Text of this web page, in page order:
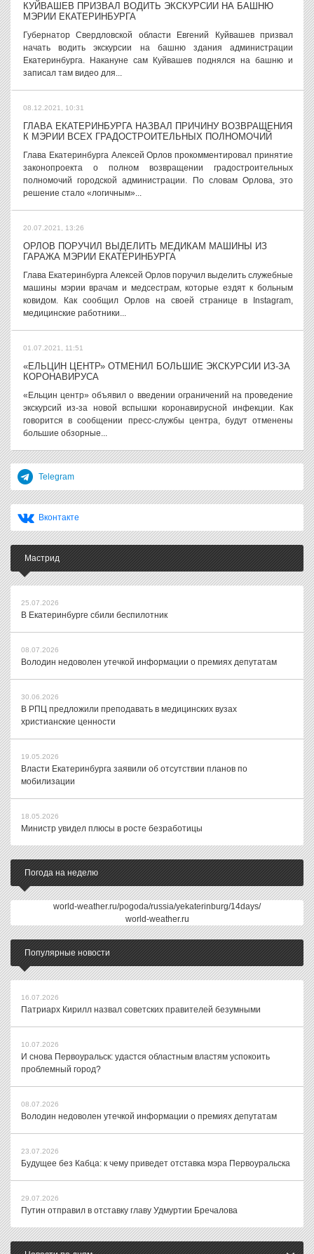
КУЙВАШЕВ ПРИЗВАЛ ВОДИТЬ ЭКСКУРСИИ НА БАШНЮ
МЭРИИ ЕКАТЕРИНБУРГА
Губернатор Свердловской области Евгений Куйвашев призвал
начать водить экскурсии на башню здания администрации
Екатеринбурга. Накануне сам Куйвашев поднялся на башню и
записал там видео для...
08.12.2021, 10:31
ГЛАВА ЕКАТЕРИНБУРГА НАЗВАЛ ПРИЧИНУ ВОЗВРАЩЕНИЯ
К МЭРИИ ВСЕХ ГРАДОСТРОИТЕЛЬНЫХ ПОЛНОМОЧИЙ
Глава Екатеринбурга Алексей Орлов прокомментировал принятие
законопроекта о полном возвращении градостроительных
полномочий городской администрации. По словам Орлова, это
решение стало «логичным»...
20.07.2021, 13:26
ОРЛОВ ПОРУЧИЛ ВЫДЕЛИТЬ МЕДИКАМ МАШИНЫ ИЗ
ГАРАЖА МЭРИИ ЕКАТЕРИНБУРГА
Глава Екатеринбурга Алексей Орлов поручил выделить служебные
машины мэрии врачам и медсестрам, которые ездят к больным
ковидом. Как сообщил Орлов на своей странице в Instagram,
медицинские работники...
01.07.2021, 11:51
«ЕЛЬЦИН ЦЕНТР» ОТМЕНИЛ БОЛЬШИЕ ЭКСКУРСИИ ИЗ-ЗА
КОРОНАВИРУСА
«Ельцин центр» объявил о введении ограничений на проведение
экскурсий из-за новой вспышки коронавирусной инфекции. Как
говорится в сообщении пресс-службы центра, будут отменены
большие обзорные...
Telegram
Вконтакте
Мастрид
25.07.2026
В Екатеринбурге сбили беспилотник
08.07.2026
Володин недоволен утечкой информации о премиях депутатам
30.06.2026
В РПЦ предложили преподавать в медицинских вузах
христианские ценности
19.05.2026
Власти Екатеринбурга заявили об отсутствии планов по
мобилизации
18.05.2026
Министр увидел плюсы в росте безработицы
Погода на неделю
world-weather.ru/pogoda/russia/yekaterinburg/14days/
world-weather.ru
Популярные новости
16.07.2026
Патриарх Кирилл назвал советских правителей безумными
10.07.2026
И снова Первоуральск: удастся областным властям успокоить
проблемный город?
08.07.2026
Володин недоволен утечкой информации о премиях депутатам
23.07.2026
Будущее без Кабца: к чему приведет отставка мэра Первоуральска
29.07.2026
Путин отправил в отставку главу Удмуртии Бречалова